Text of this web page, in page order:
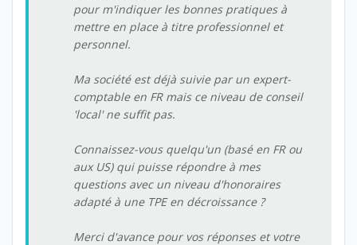
pour m'indiquer les bonnes pratiques à
mettre en place à titre professionnel et
personnel.
Ma société est déjà suivie par un expert-
comptable en FR mais ce niveau de conseil
'local' ne suffit pas.
Connaissez-vous quelqu'un (basé en FR ou
aux US) qui puisse répondre à mes
questions avec un niveau d'honoraires
adapté à une TPE en décroissance ?
Merci d'avance pour vos réponses et votre